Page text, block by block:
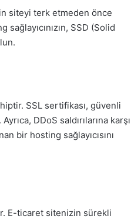
siteyi terk etmeden önce
SSD (Solid
SSL sertifikası, güvenli
DDoS saldırılarına karşı
bir hosting sağlayıcısını
E-ticaret sitenizin sürekli